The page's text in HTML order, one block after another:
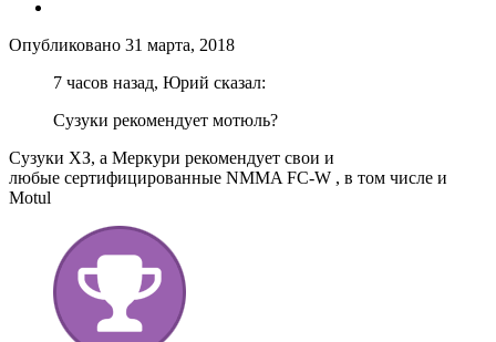
Опубликовано 31 марта, 2018
7 часов назад, Юрий сказал:
Сузуки рекомендует мотюль?
Сузуки ХЗ, а Меркури рекомендует свои и
любые сертифицированные NMMA FC-W , в том числе и
Motul